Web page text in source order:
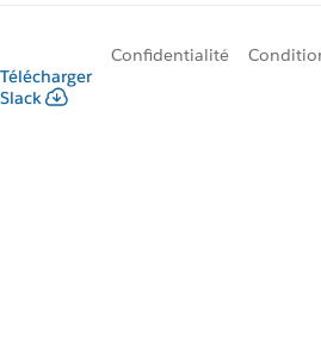
Télécharger
Slack
Confidentialité